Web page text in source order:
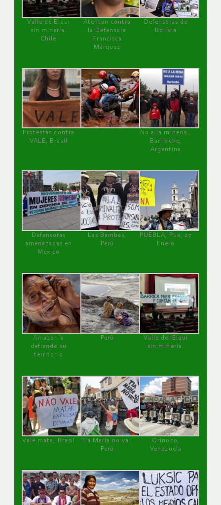
Valle de Elqui
sin minería.
Chile
Atentan contra
la Defensora
Francisca
Márquez
Defensoras de
Bolivia
Protestas contra
VALE, Brasil
No a la minería ,
Bariloche,
Argentina
Defensoras
amenazadas en
México
Las Bambas,
Perú
PUEBLA, Pue, 27
Enero
Amazonía
defiende su
territorio
Perú
Valle del Elqui
sin minería.
Vale mata, Brasil
Tía María no va !
Perú
Orinoco,
Venezuela